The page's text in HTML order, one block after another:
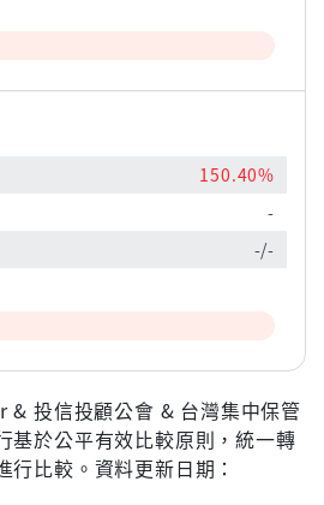
150.40%
-
-/-
& 投信投顧公會 & 台灣集中保管
基於公平有效比較原則，統一轉
行比較。資料更新日期：